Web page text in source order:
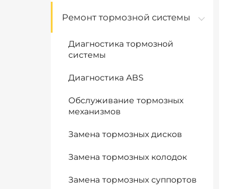
Ремонт тормозной системы
Диагностика тормозной
системы
Диагностика ABS
Обслуживание тормозных
механизмов
Замена тормозных дисков
Замена тормозных колодок
Замена тормозных суппортов